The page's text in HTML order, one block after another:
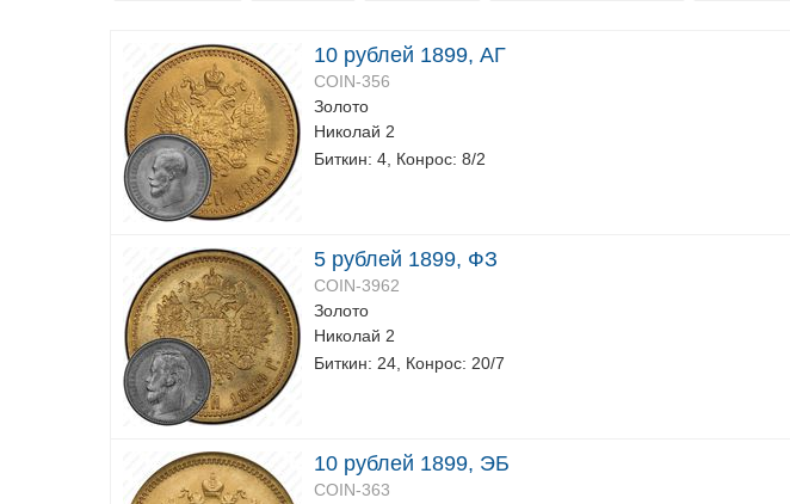
10 рублей 1899, АГ
COIN-356
Золото
Николай 2
Биткин: 4, Конрос: 8/2
5 рублей 1899, ФЗ
COIN-3962
Золото
Николай 2
Биткин: 24, Конрос: 20/7
10 рублей 1899, ЭБ
COIN-363